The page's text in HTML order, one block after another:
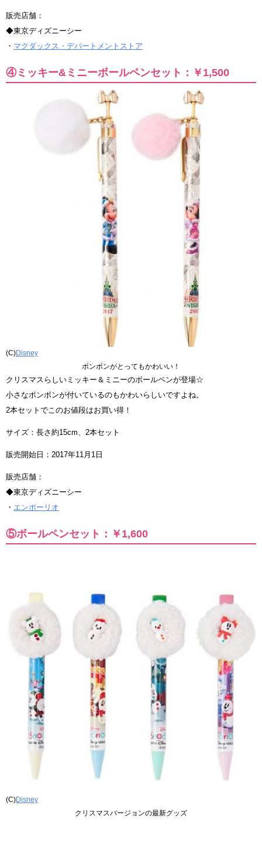
販売店舗：
◆東京ディズニーシー
・ マクダックス・デパートメントストア
④ミッキー&ミニーボールペンセット：￥1,500
(C)Disney
ボンボンがとってもかわいい！
クリスマスらしいミッキー＆ミニーのボールペンが登場☆
小さなボンボンが付いているのもかわいらしいですよね。
2本セットでこのお値段はお買い得！
サイズ：長さ約15cm、2本セット
販売開始日：2017年11月1日
販売店舗：
◆東京ディズニーシー
・ エンポーリオ
⑤ボールペンセット：￥1,600
(C)Disney
クリスマスバージョンの最新グッズ